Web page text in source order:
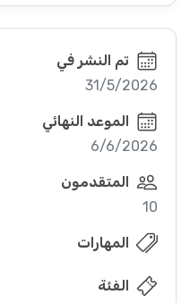
تم النشر في
31/5/2026
الموعد النهائي
6/6/2026
المتقدمون
10
المهارات
الفئة